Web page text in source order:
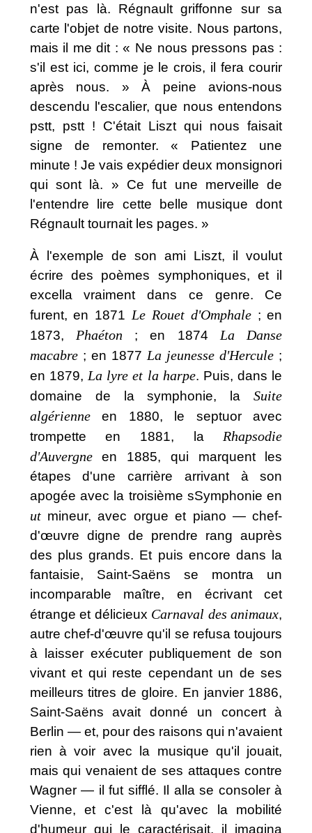
n'est pas là. Régnault griffonne sur sa
carte l'objet de notre visite. Nous partons,
mais il me dit : « Ne nous pressons pas :
s'il est ici, comme je le crois, il fera courir
après nous. » À peine avions-nous
descendu l'escalier, que nous entendons
pstt, pstt ! C'était Liszt qui nous faisait
signe de remonter. « Patientez une
minute ! Je vais expédier deux monsignori
qui sont là. » Ce fut une merveille de
l'entendre lire cette belle musique dont
Régnault tournait les pages. »
À l'exemple de son ami Liszt, il voulut
écrire des poèmes symphoniques, et il
excella vraiment dans ce genre. Ce
furent, en 1871Le Rouet d'Omphale; en
1873, Phaéton ; en 1874La Danse
macabre; en 1877La jeunesse d'Hercule ;
en 1879,La lyre et la harpe. Puis, dans le
domaine de la symphonie, laSuite
algérienneen 1880, le septuor avec
trompette en 1881, laRhapsodie
d'Auvergneen 1885, qui marquent les
étapes d'une carrière arrivant à son
apogée avec la troisième sSymphonie en
utmineur, avec orgue et piano — chef-
d'œuvre digne de prendre rang auprès
des plus grands. Et puis encore dans la
fantaisie, Saint-Saëns se montra un
incomparable maître, en écrivant cet
étrange et délicieux Carnaval des animaux,
autre chef-d'œuvre qu'il se refusa toujours
à laisser exécuter publiquement de son
vivant et qui reste cependant un de ses
meilleurs titres de gloire. En janvier 1886,
Saint-Saëns avait donné un concert à
Berlin — et, pour des raisons qui n'avaient
rien à voir avec la musique qu'il jouait,
mais qui venaient de ses attaques contre
Wagner — il fut sifflé. Il alla se consoler à
Vienne, et c'est là qu'avec la mobilité
d'humeur qui le caractérisait, il imagina